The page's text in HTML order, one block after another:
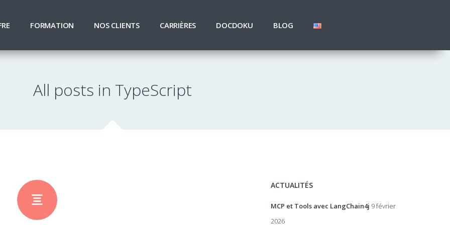
FORMATION NOS CLIENTS CARRIÈRES DOCDOKU BLOG
All posts in TypeScript
ACTUALITÉS
MCP et Tools avec LangChain4j 9 février
2026